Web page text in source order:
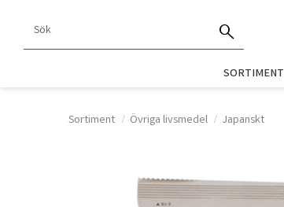
SORTIMENT
Sortiment Övriga livsmedel Japanskt